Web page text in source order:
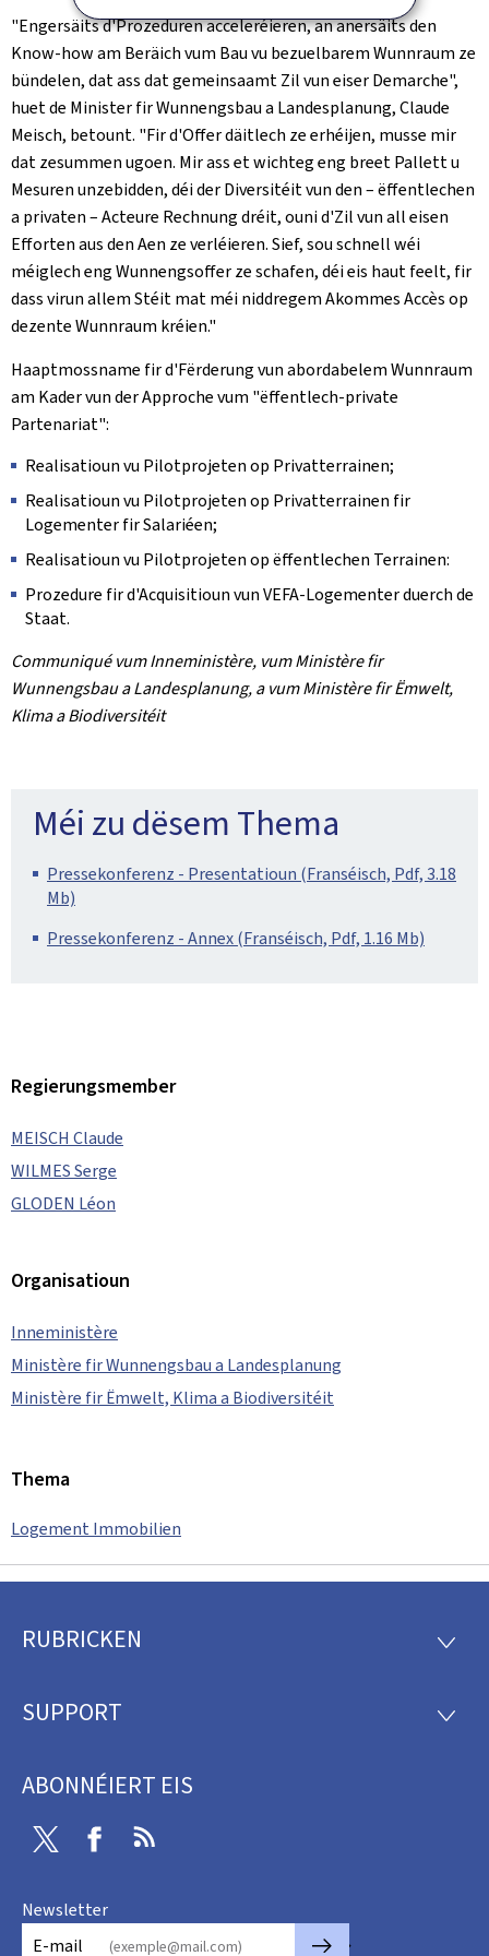
"Engersäits d'Prozeduren acceleréieren, an anersäits den
Know-how am Beräich vum Bau vu bezuelbarem Wunnraum ze
bündelen, dat ass dat gemeinsaamt Zil vun eiser Demarche",
huet de Minister fir Wunnengsbau a Landesplanung, Claude
Meisch, betount. "Fir d'Offer däitlech ze erhéijen, musse mir
dat zesummen ugoen. Mir ass et wichteg eng breet Pallett u
Mesuren unzebidden, déi der Diversitéit vun den – ëffentlechen
a privaten – Acteure Rechnung dréit, ouni d'Zil vun all eisen
Efforten aus den Aen ze verléieren. Sief, sou schnell wéi
méiglech eng Wunnengsoffer ze schafen, déi eis haut feelt, fir
dass virun allem Stéit mat méi niddregem Akommes Accès op
dezente Wunnraum kréien."
Haaptmossname fir d'Fërderung vun abordabelem Wunnraum
am Kader vun der Approche vum "ëffentlech-private
Partenariat":
Realisatioun vu Pilotprojeten op Privatterrainen;
Realisatioun vu Pilotprojeten op Privatterrainen fir
Logementer fir Salariéen;
Realisatioun vu Pilotprojeten op ëffentlechen Terrainen:
Prozedure fir d'Acquisitioun vun VEFA-Logementer duerch de
Staat.
Communiqué vum Inneministère, vum Ministère fir
Wunnengsbau a Landesplanung, a vum Ministère fir Ëmwelt,
Klima a Biodiversitéit
Méi zu dësem Thema
Pressekonferenz - Presentatioun (Franséisch, Pdf, 3.18
Mb)
Pressekonferenz - Annex (Franséisch, Pdf, 1.16 Mb)
Regierungsmember
MEISCH Claude
WILMES Serge
GLODEN Léon
Organisatioun
Inneministère
Ministère fir Wunnengsbau a Landesplanung
Ministère fir Ëmwelt, Klima a Biodiversitéit
Thema
Logement Immobilien
Fousszeil
RUBRICKEN
SUPPORT
ABONNÉIERT EIS
Twitter Facebook
Newsletter
E-mail
🡒